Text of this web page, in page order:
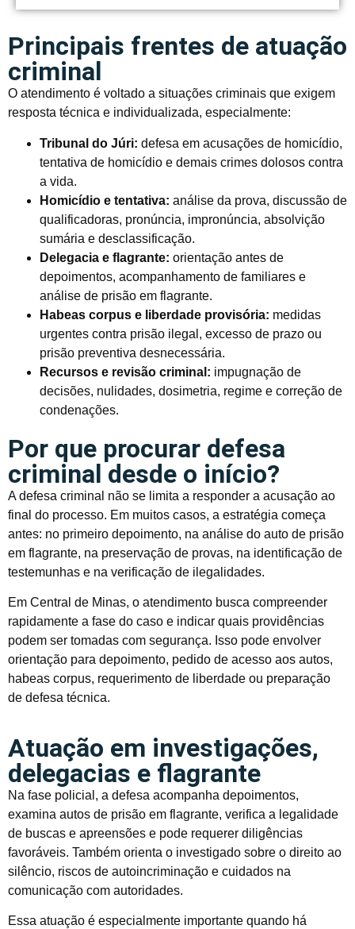
Principais frentes de atuação
criminal
O atendimento é voltado a situações criminais que exigem
resposta técnica e individualizada, especialmente:
Tribunal do Júri: defesa em acusações de homicídio,
tentativa de homicídio e demais crimes dolosos contra
a vida.
Homicídio e tentativa: análise da prova, discussão de
qualificadoras, pronúncia, impronúncia, absolvição
sumária e desclassificação.
Delegacia e flagrante: orientação antes de
depoimentos, acompanhamento de familiares e
análise de prisão em flagrante.
Habeas corpus e liberdade provisória: medidas
urgentes contra prisão ilegal, excesso de prazo ou
prisão preventiva desnecessária.
Recursos e revisão criminal: impugnação de
decisões, nulidades, dosimetria, regime e correção de
condenações.
Por que procurar defesa
criminal desde o início?
A defesa criminal não se limita a responder a acusação ao
final do processo. Em muitos casos, a estratégia começa
antes: no primeiro depoimento, na análise do auto de prisão
em flagrante, na preservação de provas, na identificação de
testemunhas e na verificação de ilegalidades.
Em Central de Minas, o atendimento busca compreender
rapidamente a fase do caso e indicar quais providências
podem ser tomadas com segurança. Isso pode envolver
orientação para depoimento, pedido de acesso aos autos,
habeas corpus, requerimento de liberdade ou preparação
de defesa técnica.
Atuação em investigações,
delegacias e flagrante
Na fase policial, a defesa acompanha depoimentos,
examina autos de prisão em flagrante, verifica a legalidade
de buscas e apreensões e pode requerer diligências
favoráveis. Também orienta o investigado sobre o direito ao
silêncio, riscos de autoincriminação e cuidados na
comunicação com autoridades.
Essa atuação é especialmente importante quando há